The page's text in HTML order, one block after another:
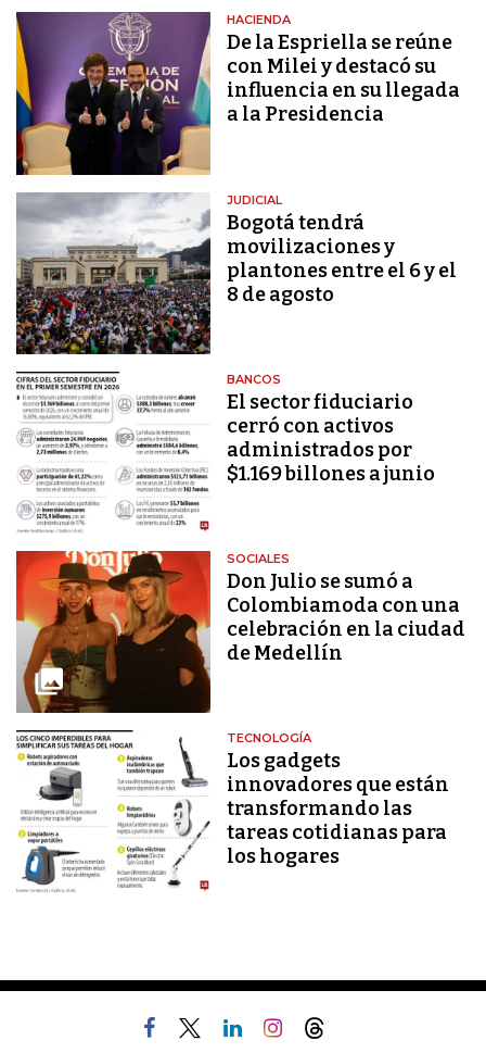
HACIENDA
De la Espriella se reúne
con Milei y destacó su
influencia en su llegada
a la Presidencia
JUDICIAL
Bogotá tendrá
movilizaciones y
plantones entre el 6 y el
8 de agosto
BANCOS
El sector fiduciario
cerró con activos
administrados por
$1.169 billones a junio
SOCIALES
Don Julio se sumó a
Colombiamoda con una
celebración en la ciudad
de Medellín
TECNOLOGÍA
Los gadgets
innovadores que están
transformando las
tareas cotidianas para
los hogares